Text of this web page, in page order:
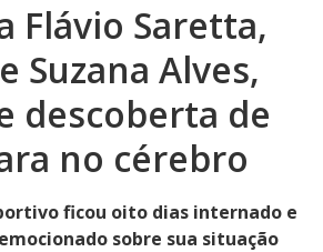
Flávio Saretta,
Suzana Alves,
descoberta de
no cérebro
ficou oito dias internado e
sobre sua situação